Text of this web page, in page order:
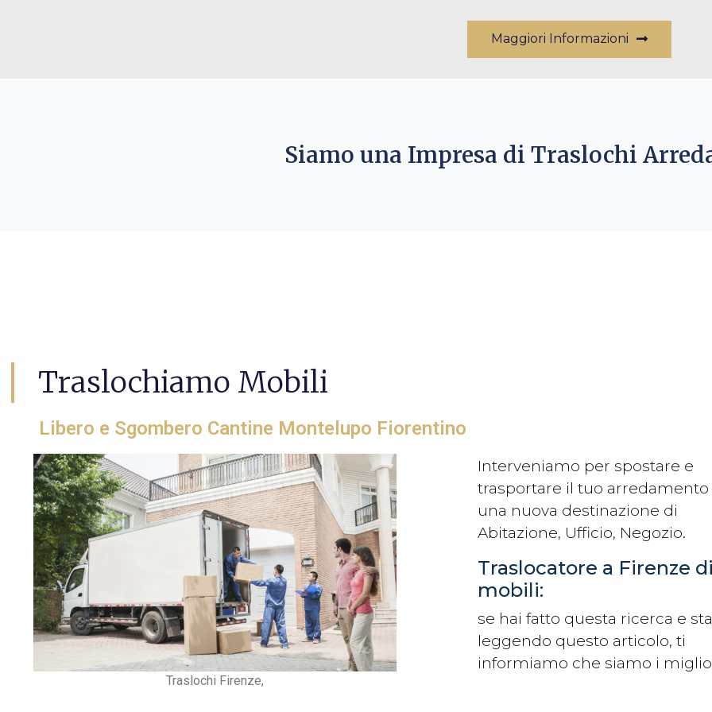
Maggiori Informazioni
Siamo una Impresa di Traslochi
Traslochiamo Mobili
Libero e Sgombero Cantine Montelupo Fiorentino
Traslochi Firenze,
Interveniamo per spostare e
trasportare il tuo arredamento
una nuova destinazione di
Abitazione, Ufficio, Negozio.
Traslocatore a Firenze di
mobili:
se hai fatto questa ricerca e
leggendo questo articolo, ti
informiamo che siamo i